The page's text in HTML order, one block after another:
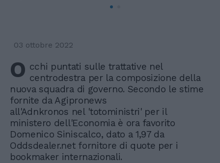
03 ottobre 2022
O cchi puntati sulle trattative nel
centrodestra per la composizione della
nuova squadra di governo. Secondo le stime
fornite da Agipronews
all'Adnkronos nel 'totoministri' per il
ministero dell'Economia è ora favorito
Domenico Siniscalco, dato a 1,97 da
Oddsdealer.net fornitore di quote per i
bookmaker internazionali.